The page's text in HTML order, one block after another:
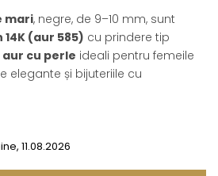
mari, negre, de 9–10 mm, sunt
(aur 585) cu prindere tip
cu perle ideali pentru femeile
elegante și bijuteriile cu
11.08.2026